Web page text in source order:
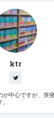
ktr
中心ですが、突